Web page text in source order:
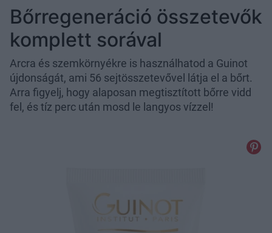
Bőrregeneráció összetevők
komplett sorával
Arcra és szemkörnyékre is használhatod a Guinot
újdonságát, ami 56 sejtösszetevővel látja el a bőrt.
Arra figyelj, hogy alaposan megtisztított bőrre vidd
fel, és tíz perc után mosd le langyos vízzel!